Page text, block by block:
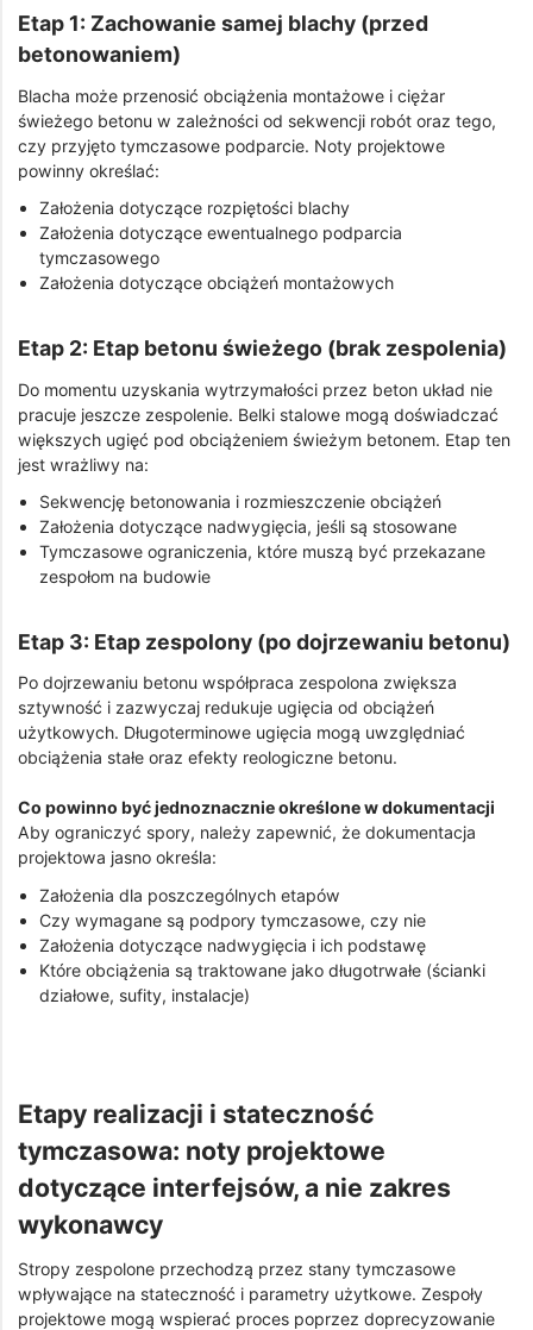
Etap 1: Zachowanie samej blachy (przed
betonowaniem)
Blacha może przenosić obciążenia montażowe i ciężar
świeżego betonu w zależności od sekwencji robót oraz tego,
czy przyjęto tymczasowe podparcie. Noty projektowe
powinny określać:
Założenia dotyczące rozpiętości blachy
Założenia dotyczące ewentualnego podparcia
tymczasowego
Założenia dotyczące obciążeń montażowych
Etap 2: Etap betonu świeżego (brak zespolenia)
Do momentu uzyskania wytrzymałości przez beton układ nie
pracuje jeszcze zespolenie. Belki stalowe mogą doświadczać
większych ugięć pod obciążeniem świeżym betonem. Etap ten
jest wrażliwy na:
Sekwencję betonowania i rozmieszczenie obciążeń
Założenia dotyczące nadwygięcia, jeśli są stosowane
Tymczasowe ograniczenia, które muszą być przekazane
zespołom na budowie
Etap 3: Etap zespolony (po dojrzewaniu betonu)
Po dojrzewaniu betonu współpraca zespolona zwiększa
sztywność i zazwyczaj redukuje ugięcia od obciążeń
użytkowych. Długoterminowe ugięcia mogą uwzględniać
obciążenia stałe oraz efekty reologiczne betonu.
Co powinno być jednoznacznie określone w dokumentacji
Aby ograniczyć spory, należy zapewnić, że dokumentacja
projektowa jasno określa:
Założenia dla poszczególnych etapów
Czy wymagane są podpory tymczasowe, czy nie
Założenia dotyczące nadwygięcia i ich podstawę
Które obciążenia są traktowane jako długotrwałe (ścianki
działowe, sufity, instalacje)
Etapy realizacji i stateczność
tymczasowa: noty projektowe
dotyczące interfejsów, a nie zakres
wykonawcy
Stropy zespolone przechodzą przez stany tymczasowe
wpływające na stateczność i parametry użytkowe. Zespoły
projektowe mogą wspierać proces poprzez doprecyzowanie